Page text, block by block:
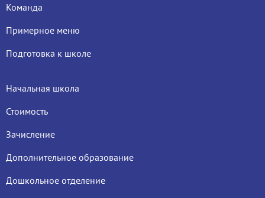
Команда
Примерное меню
Подготовка к школе
Начальная школа
Стоимость
Зачисление
Дополнительное образование
Дошкольное отделение